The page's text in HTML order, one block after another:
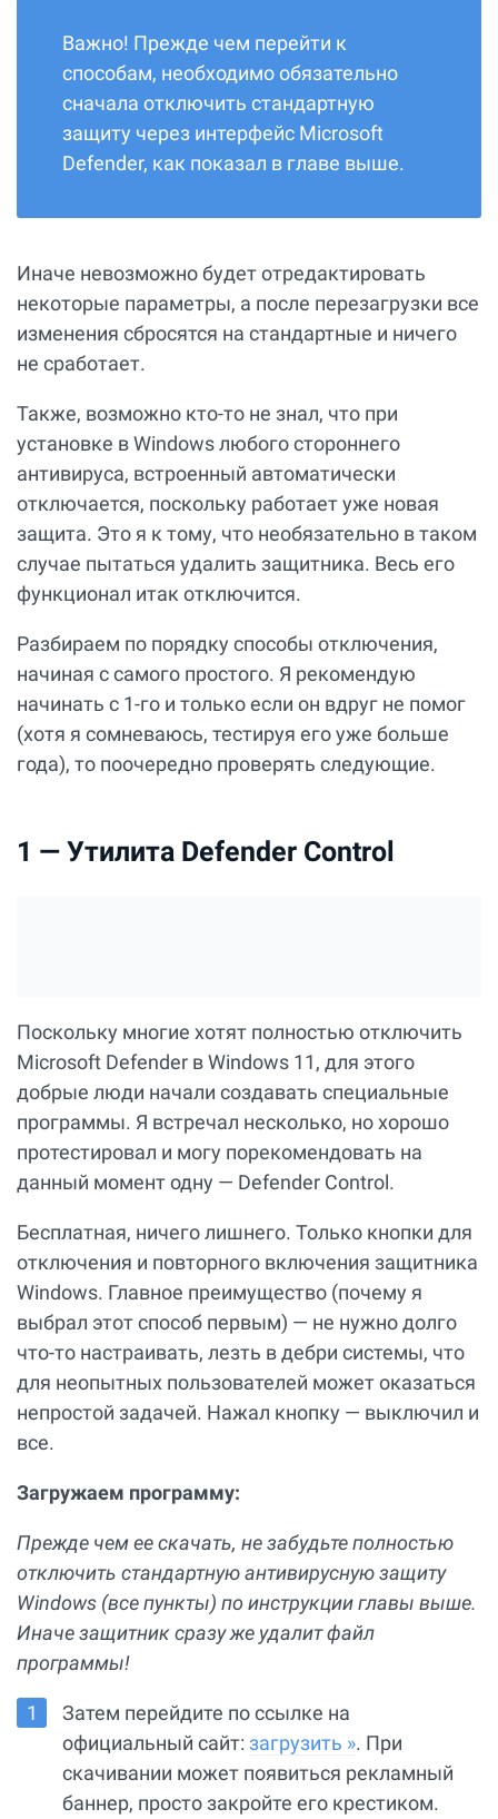
Важно! Прежде чем перейти к
способам, необходимо обязательно
сначала отключить стандартную
защиту через интерфейс Microsoft
Defender, как показал в главе выше.
Иначе невозможно будет отредактировать
некоторые параметры, а после перезагрузки все
изменения сбросятся на стандартные и ничего
не сработает.
Также, возможно кто-то не знал, что при
установке в Windows любого стороннего
антивируса, встроенный автоматически
отключается, поскольку работает уже новая
защита. Это я к тому, что необязательно в таком
случае пытаться удалить защитника. Весь его
функционал итак отключится.
Разбираем по порядку способы отключения,
начиная с самого простого. Я рекомендую
начинать с 1-го и только если он вдруг не помог
(хотя я сомневаюсь, тестируя его уже больше
года), то поочередно проверять следующие.
1 — Утилита Defender Control
Поскольку многие хотят полностью отключить
Microsoft Defender в Windows 11, для этого
добрые люди начали создавать специальные
программы. Я встречал несколько, но хорошо
протестировал и могу порекомендовать на
данный момент одну — Defender Control.
Бесплатная, ничего лишнего. Только кнопки для
отключения и повторного включения защитника
Windows. Главное преимущество (почему я
выбрал этот способ первым) — не нужно долго
что-то настраивать, лезть в дебри системы, что
для неопытных пользователей может оказаться
непростой задачей. Нажал кнопку — выключил и
все.
Загружаем программу:
Прежде чем ее скачать, не забудьте полностью
отключить стандартную антивирусную защиту
Windows (все пункты) по инструкции главы выше.
Иначе защитник сразу же удалит файл
программы!
Затем перейдите по ссылке на
официальный сайт: загрузить ». При
скачивании может появиться рекламный
баннер, просто закройте его крестиком.